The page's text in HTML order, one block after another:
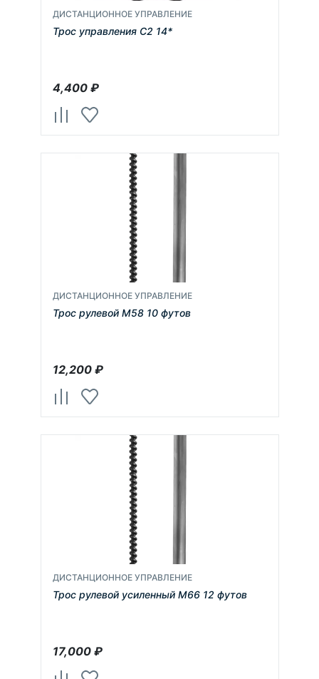
ДИСТАНЦИОННОЕ УПРАВЛЕНИЕ
Трос управления С2 14*
4,400₽
ДИСТАНЦИОННОЕ УПРАВЛЕНИЕ
Трос рулевой М58 10 футов
12,200₽
ДИСТАНЦИОННОЕ УПРАВЛЕНИЕ
Трос рулевой усиленный М66 12 футов
17,000₽